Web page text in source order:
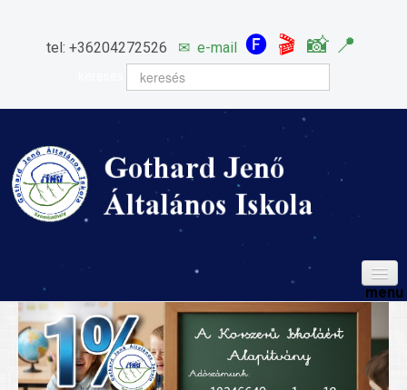
tel: +36204272526 ✉ e-mail 🅕 🎬 📸 📍
HÍREINK
ISKOLÁNK
Igazgatói köszöntő